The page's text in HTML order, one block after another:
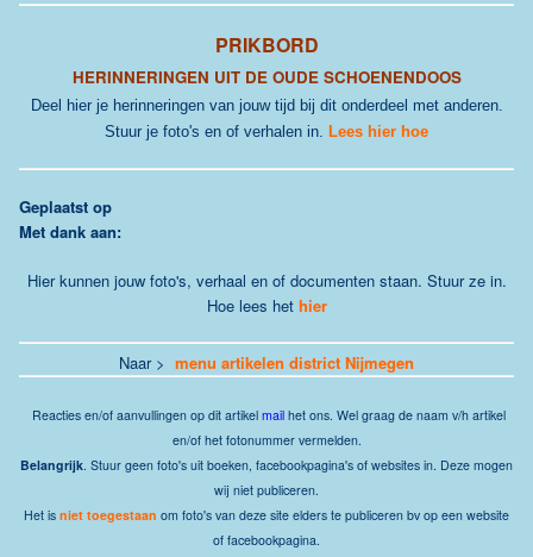
PRIKBORD
HERINNERINGEN UIT DE OUDE SCHOENENDOOS
Deel hier je herinneringen van jouw tijd bij dit onderdeel met anderen.
Stuur je foto's en of verhalen in. Lees hier hoe
Geplaatst op
Met dank aan:
Hier kunnen jouw foto's, verhaal en of documenten staan. Stuur ze in.
Hoe lees het hier
Naar > menu artikelen district Nijmegen
Reactiesen/of aanvullingen op dit artikel mail het ons. Wel graag de naam v/h artikel
en/of het fotonummer vermelden.
Belangrijk . Stuur geen foto's uit boeken, facebookpagina's of websites in. Deze mogen
wij niet publiceren.
Het is niet toegestaan om foto's van deze site elders te publiceren bv op een website
of facebookpagina.